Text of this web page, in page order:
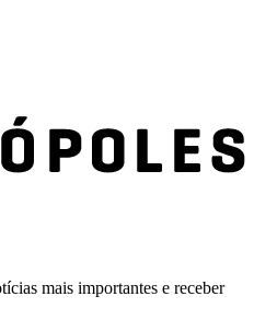
mais importantes e receber